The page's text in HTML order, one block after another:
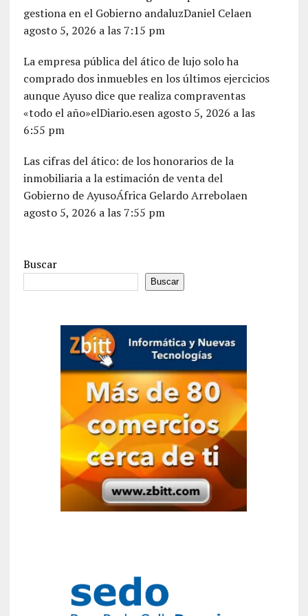
gestiona en el Gobierno andaluzDaniel Celaen
agosto 5, 2026 a las 7:15 pm
La empresa pública del ático de lujo solo ha
comprado dos inmuebles en los últimos ejercicios
aunque Ayuso dice que realiza compraventas
«todo el año»elDiario.esen agosto 5, 2026 a las
6:55 pm
Las cifras del ático: de los honorarios de la
inmobiliaria a la estimación de venta del
Gobierno de AyusoÁfrica Gelardo Arrebolaen
agosto 5, 2026 a las 7:55 pm
Buscar
Buscar